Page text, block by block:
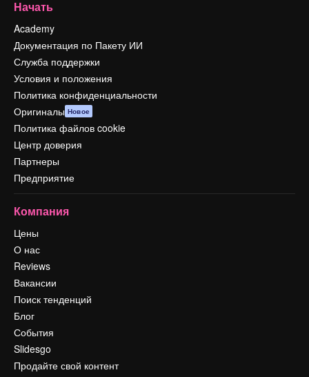
Начать
Academy
Документация по Пакету ИИ
Служба поддержки
Условия и положения
Политика конфиденциальности
Оригиналы Новое
Политика файлов cookie
Центр доверия
Партнеры
Предприятие
Компания
Цены
О нас
Reviews
Вакансии
Поиск тенденций
Блог
События
Slidesgo
Продайте свой контент